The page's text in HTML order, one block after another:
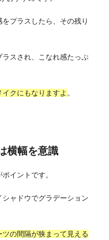
プラスしたら、その残り
スされ、こなれ感たっぷ
クにもなりますよ 。
横幅を意識
イントです。
ャドウでグラデーション
の間隔が狭まって見える